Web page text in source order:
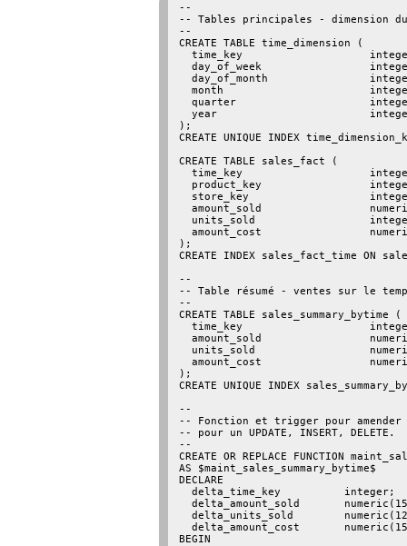
--
-- Tables principales - dimension
--
CREATE TABLE time_dimension (
time_key
day_of_week
day_of_month
month
quarter
year
);
CREATE UNIQUE INDEX
CREATE TABLE sales_fact (
time_key
product_key
store_key
amount_sold
units_sold
amount_cost
);
CREATE INDEX sales_fact_time ON
--
-- Table résumé - ventes sur le
--
CREATE TABLE sales_summary_bytime (
time_key
amount_sold
units_sold
amount_cost
);
CREATE UNIQUE INDEX
--
-- Fonction et trigger pour amender
-- pour un UPDATE, INSERT, DELETE.
--
CREATE OR REPLACE FUNCTION
AS $maint_sales_summary_bytime$
DECLARE
  delta_time_key          integer;
delta_amount_sold
delta_units_sold
delta_amount_cost
BEGIN